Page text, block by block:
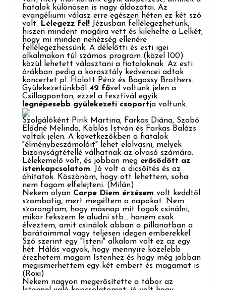
fiatalok különösen is nagy áldozatai. Az
evangéliumi válasz erre egészen héten ez két szó
volt:
Lélegezz fel! Jézusban fellélegezhetünk,
hiszen mindent magára vett és kilehelte a Lelkét,
hogy mi minden nehézség ellenére
fellélegezhessünk. A délelőtti és esti igei
alkalmakon túl számos program (közel 100)
közül lehetett választani a fiataloknak. Az esti
órákban pedig a korosztály kedvencei adtak
koncertet pl. Halott Pénz és Bagossy Brothers.
Gyülekezetünkből 42 fővel voltunk jelen a
Csillagponton, ezzel a fesztivál egyik
legnépesebb gyülekezeti csoportja voltunk.
Szolgálóként Pirik Martina, Farkas Diána, Szabó
Elődné Melinda, Köblös István és Farkas Balázs
voltak jelen. A következőkben a fiatalok
"élménybeszámolóit" lehet elolvasni, melyek
bizonyságtétellé válhatnak az olvasó számára.
Lélekemelő volt, és jobban meg erősödött az
istenkapcsolatom. Jó volt a dicsőítés és az
áhítatok. Köszönöm, hogy ott lehettem, soha
nem fogom elfelejteni. (Milán)
Nekem olyan Carpe Diem érzésem volt keddtől
szombatig, mert megéltem a napokat. Nem
szorongtam, hogy másnap mit fogok csinálni,
mikor fekszem le aludni stb... hanem csak
élveztem, amit csinálok abban a pillanatban a
barátaimmal vagy teljesen idegen emberekkel.
Szó szerint egy "Isteni" alkalom volt ez az egy
hét. Hálás vagyok, hogy mennyire közelebb
érezhetem magam Istenhez és hogy még jobban
megismerhettem egy-két embert és magamat is
(Roxi)
Nekem nagyon megerősítette a tábor az